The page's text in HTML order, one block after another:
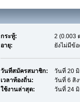
กระทู้:
2 (0.003
อายุ:
ยังไม่มีข้
วันที่สมัครสมาชิก:
วันที่ 20
เวลาท้องถิ่น:
วันที่ 6 สิ
ใช้งานล่าสุด:
วันที่ 24